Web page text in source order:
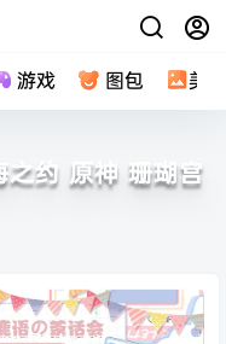
游戏 图包 美
约 原神 珊瑚宫